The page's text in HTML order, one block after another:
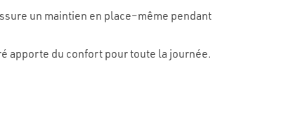
un maintien en place–même pendant
apporte du confort pour toute la journée.